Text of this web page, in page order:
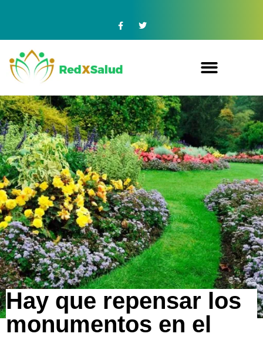
Hay que repensar los
monumentos en el